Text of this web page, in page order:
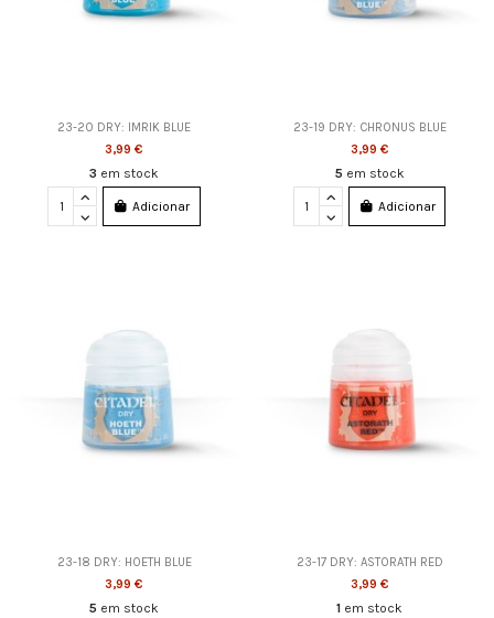
23-20 DRY: IMRIK BLUE
3,99 €
3 em stock
Adicionar
23-19 DRY: CHRONUS BLUE
3,99 €
5 em stock
Adicionar
23-18 DRY: HOETH BLUE
3,99 €
5 em stock
23-17 DRY: ASTORATH RED
3,99 €
1 em stock